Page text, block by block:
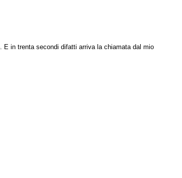
E in trenta secondi difatti arriva la chiamata dal mio